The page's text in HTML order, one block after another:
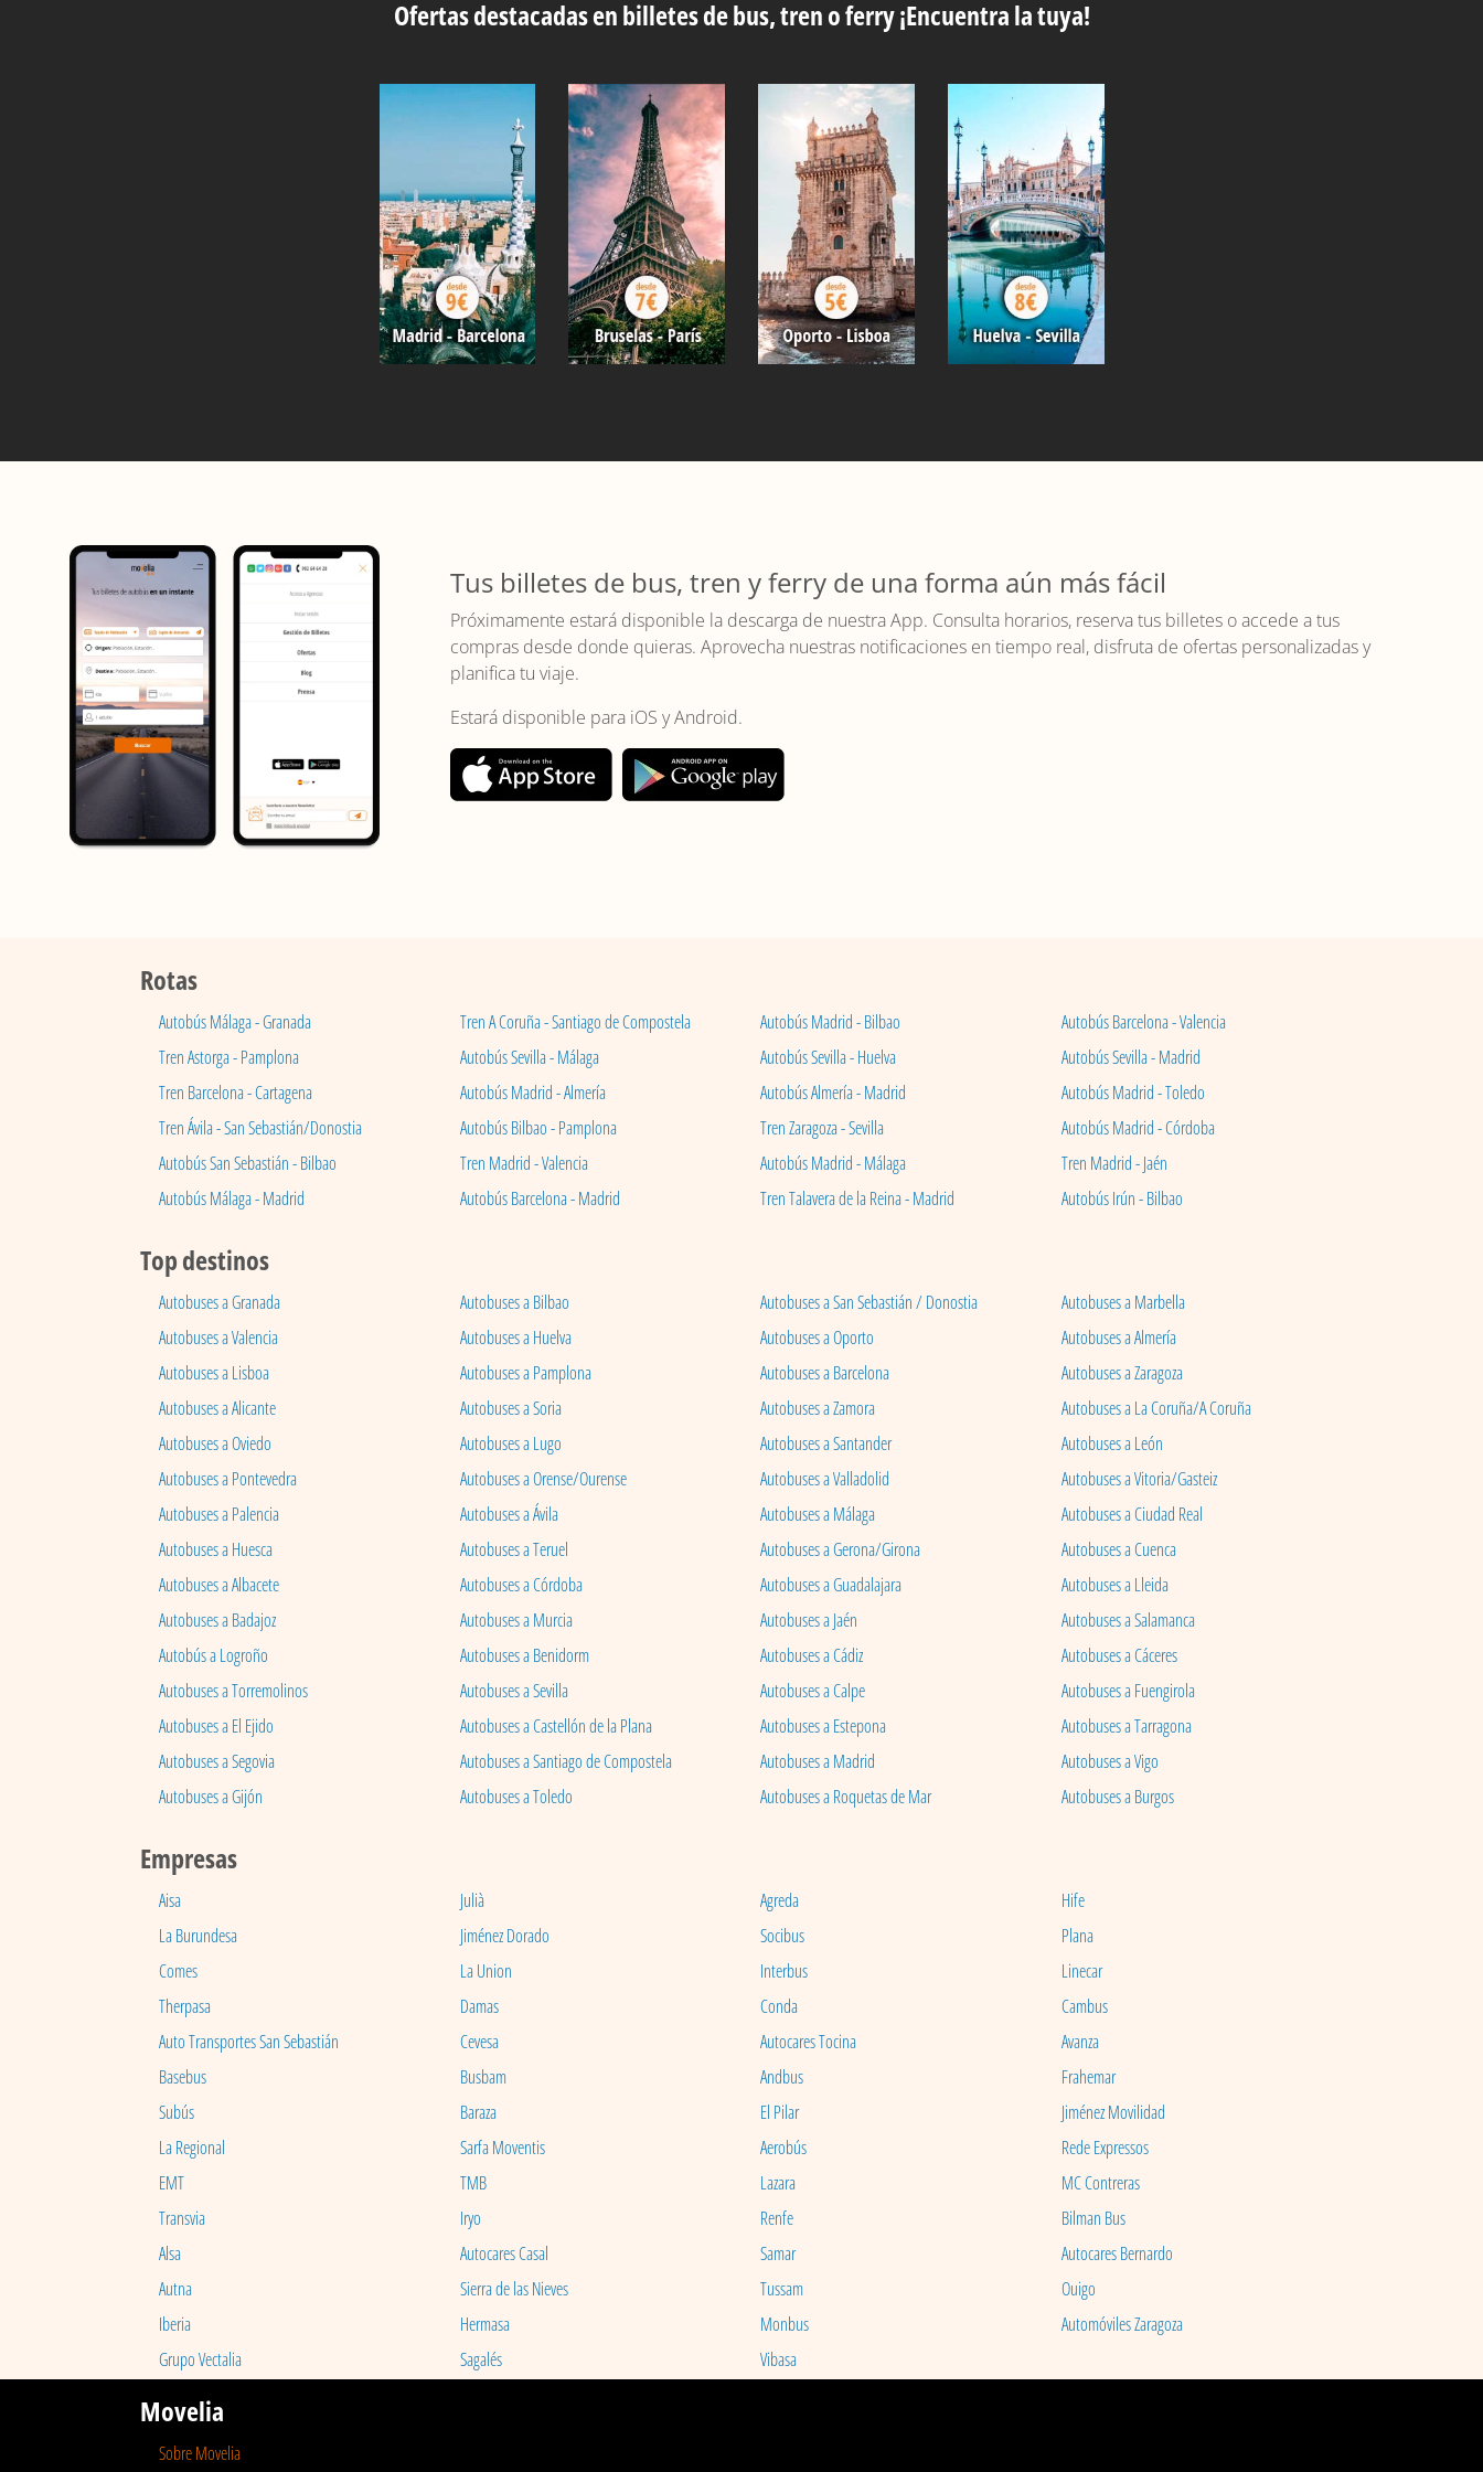
Ofertas destacadas en billetes de bus, tren o ferry ¡Encuentra la tuya!
Tus billetes de bus, tren y ferry de una forma aún más fácil
Próximamente estará disponible la descarga de nuestra App. Consulta horarios, reserva tus billetes o accede a tus
compras desde donde quieras. Aprovecha nuestras notificaciones en tiempo real, disfruta de ofertas personalizadas y
planifica tu viaje.
Estará disponible para iOS y Android.
Rotas
Autobús Málaga - Granada Tren A Coruña - Santiago de Compostela Autobús Madrid - Bilbao
Autobús Barcelona - Valencia
Tren Astorga - Pamplona
Autobús Sevilla - Málaga Autobús Sevilla - Huelva
Autobús Sevilla - Madrid
Tren Barcelona - Cartagena
Autobús Madrid - Almería Autobús Almería - Madrid
Autobús Madrid - Toledo
Tren Ávila - San Sebastián/Donostia
Autobús Bilbao - Pamplona Tren Zaragoza - Sevilla
Autobús Madrid - Córdoba
Autobús San Sebastián - Bilbao
Tren Madrid - Valencia Autobús Madrid - Málaga
Tren Madrid - Jaén
Autobús Málaga - Madrid
Autobús Barcelona - Madrid Tren Talavera de la Reina - Madrid Autobús Irún - Bilbao
Top destinos
Autobuses a Granada Autobuses a Bilbao Autobuses a San Sebastián / Donostia
Autobuses a Marbella
Autobuses a Valencia
Autobuses a Huelva Autobuses a Oporto
Autobuses a Almería
Autobuses a Lisboa
Autobuses a Pamplona Autobuses a Barcelona
Autobuses a Zaragoza
Autobuses a Alicante
Autobuses a Soria Autobuses a Zamora
Autobuses a La Coruña/A Coruña
Autobuses a Oviedo
Autobuses a Lugo Autobuses a Santander
Autobuses a León
Autobuses a Pontevedra
Autobuses a Orense/Ourense Autobuses a Valladolid
Autobuses a Vitoria/Gasteiz
Autobuses a Palencia
Autobuses a Ávila Autobuses a Málaga
Autobuses a Ciudad Real
Autobuses a Huesca
Autobuses a Teruel Autobuses a Gerona/Girona
Autobuses a Cuenca
Autobuses a Albacete
Autobuses a Córdoba Autobuses a Guadalajara
Autobuses a Lleida
Autobuses a Badajoz
Autobuses a Murcia Autobuses a Jaén
Autobuses a Salamanca
Autobús a Logroño
Autobuses a Benidorm Autobuses a Cádiz
Autobuses a Cáceres
Autobuses a Torremolinos
Autobuses a Sevilla Autobuses a Calpe
Autobuses a Fuengirola
Autobuses a El Ejido
Autobuses a Castellón de la Plana Autobuses a Estepona
Autobuses a Tarragona
Autobuses a Segovia
Autobuses a Santiago de Compostela Autobuses a Madrid
Autobuses a Vigo
Autobuses a Gijón
Autobuses a Toledo Autobuses a Roquetas de Mar Autobuses a Burgos
Empresas
Aisa Julià Agreda
Hife
La Burundesa
Jiménez Dorado Socibus
Plana
Comes
La Union Interbus
Linecar
Therpasa
Damas Conda
Cambus
Auto Transportes San Sebastián
Cevesa Autocares Tocina
Avanza
Basebus
Busbam Andbus
Frahemar
Subús
Baraza El Pilar
Jiménez Movilidad
La Regional
Sarfa Moventis Aerobús
Rede Expressos
EMT
TMB Lazara
MC Contreras
Transvia
Iryo Renfe
Bilman Bus
Alsa
Autocares Casal Samar
Autocares Bernardo
Autna
Sierra de las Nieves Tussam
Ouigo
Iberia
Hermasa Monbus
Automóviles Zaragoza
Grupo Vectalia
Sagalés Vibasa
Movelia
Sobre Movelia